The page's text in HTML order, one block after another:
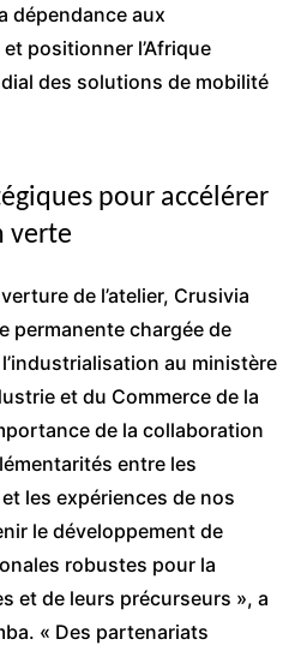
dépendance aux
positionner l’Afrique
des solutions de mobilité
pour accélérer
verte
de l’atelier, Crusivia
permanente chargée de
au ministère
et du Commerce de la
de la collaboration
entre les
les expériences de nos
le développement de
robustes pour la
et de leurs précurseurs », a
« Des partenariats